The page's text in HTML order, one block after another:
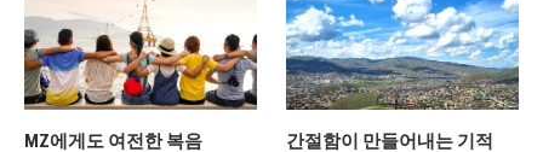
MZ에게도 여전한 복음 간절함이 만들어내는 기적